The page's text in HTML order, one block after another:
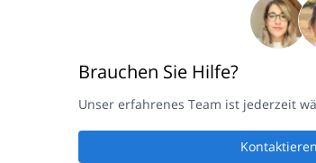
Brauchen Sie Hilfe?
Unser erfahrenes Team ist jederzeit